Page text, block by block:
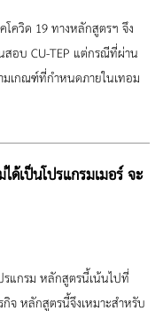
ควิด 19 ทางหลักสูตรฯ จึง
อบ CU-TEP แต่กรณีที่ผ่าน
เกณฑ์ที่กำหนดภายในเทอม
เป็นโปรแกรมเมอร์ จะ
รแกรม หลักสูตรนี้เน้นไปที่
หลักสูตรนี้จึงเหมาะสำหรับ